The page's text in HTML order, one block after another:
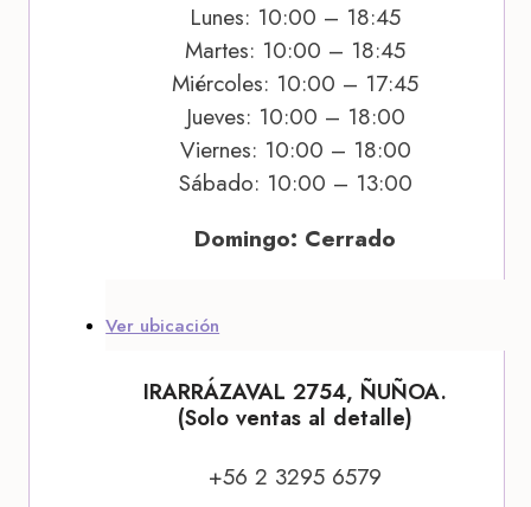
Lunes: 10:00 – 18:45
Martes: 10:00 – 18:45
Miércoles: 10:00 – 17:45
Jueves: 10:00 – 18:00
Viernes: 10:00 – 18:00
Sábado: 10:00 – 13:00
Domingo: Cerrado
Ver ubicación
IRARRÁZAVAL 2754, ÑUÑOA.
(Solo ventas al detalle)
+56 2 3295 6579